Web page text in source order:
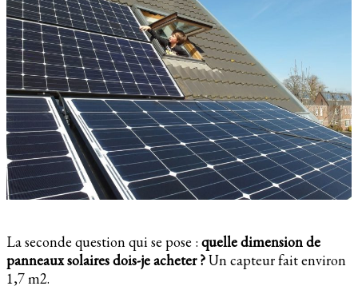
La seconde question qui se pose : quelle dimension de
panneaux solaires dois-je acheter ?Un capteur fait environ
1,7 m2.